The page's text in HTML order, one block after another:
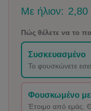
Με ήλιον: 2,80
Πώς θέλετε να το
Συσκευασμένο
Το φουσκώνετε
Φουσκωμένο με
Έτοιμο από εμάς.